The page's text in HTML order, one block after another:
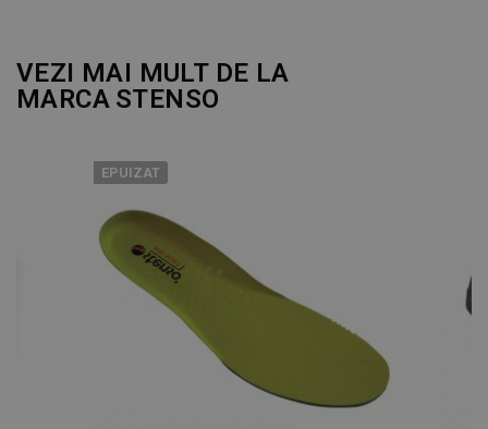
VEZI MAI MULT DE LA
MARCA STENSO
EPUIZAT
DE FUNCŢIONALITATE